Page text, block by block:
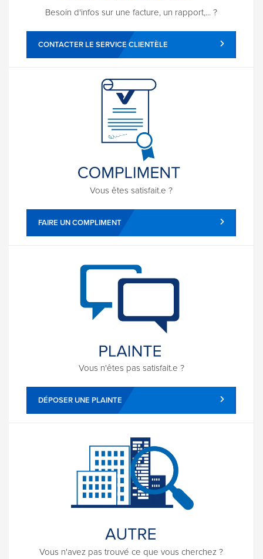
Besoin d'infos sur une facture, un rapport,... ?
CONTACTER LE SERVICE CLIENTÈLE
Vous êtes satisfait.e ?
FAIRE UN COMPLIMENT
Vous n'êtes pas satisfait.e ?
DÉPOSER UNE PLAINTE
Vous n'avez pas trouvé ce que vous cherchez ?